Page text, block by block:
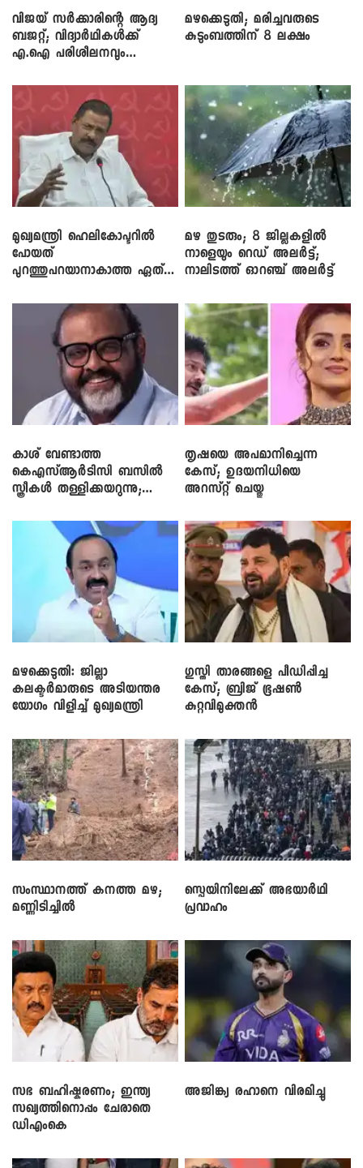
വിജയ് സർക്കാരിന്റെ ആദ്യ
ബജറ്റ്; വിദ്യാർഥികൾക്ക്
എ.ഐ പരിശീലനവും
മഴക്കെടുതി; മരിച്ചവരുടെ
കുടുംബത്തിന് 8 ലക്ഷം
മുഖ്യമന്ത്രി ഹെലികോപ്ടറിൽ
പോയത്
പുറത്തുപറയാനാകാത്ത ഏത്
മഴ തുടരും; 8 ജില്ലകളിൽ
നാളെയും റെഡ് അലർട്ട്;
നാലിടത്ത് ഓറഞ്ച് അലർട്ട്
കാശ് വേണ്ടാത്ത
കെഎസ്ആർടിസി ബസിൽ
സ്ത്രീകൾ തള്ളിക്കയറുന്നു;
തൃഷയെ അപമാനിച്ചെന്ന
കേസ്; ഉദയനിധിയെ
അറസ്റ്റ് ചെയ്തു
മഴക്കെടുതി: ജില്ലാ
കലക്ടർമാരുടെ അടിയന്തര
യോഗം വിളിച്ച് മുഖ്യമന്ത്രി
​ഗുസ്തി താരങ്ങളെ പീഡിപ്പിച്ച
കേസ്; ബ്രിജ് ഭൂഷൺ
കുറ്റവിമുക്തൻ
സംസ്ഥാനത്ത് കനത്ത മഴ;
മണ്ണിടിച്ചിൽ
സ്പെയിനിലേക്ക് അഭയാർഥി
പ്രവാഹം
സഭ ബഹിഷ്കരണം; ഇന്ത്യ
സഖ്യത്തിനൊപ്പം ചേരാതെ
ഡിഎംകെ
അജിങ്ക്യ രഹാനെ വിരമിച്ചു